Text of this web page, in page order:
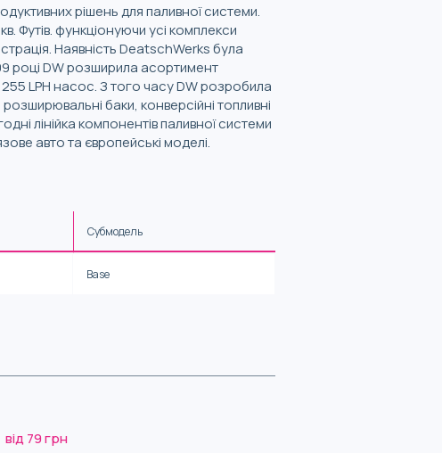
рішень для паливної системи.
Футів. функціонуючи усі комплекси
Наявність DeatschWerks була
році DW розширила асортимент
LPH насос. З того часу DW розробила
баки, конверсійні топливні
лінійка компонентів паливної системи
авто та європейські моделі.
Субмодель
Base
від 79 грн